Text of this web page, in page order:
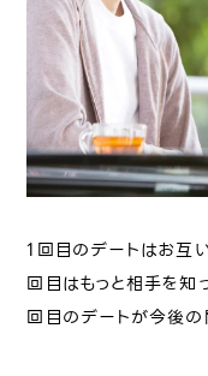
1回目のデートはお互
回目はもっと相手を知
回目のデートが今後の